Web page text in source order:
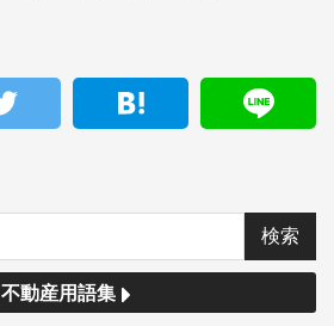
不動産用語集